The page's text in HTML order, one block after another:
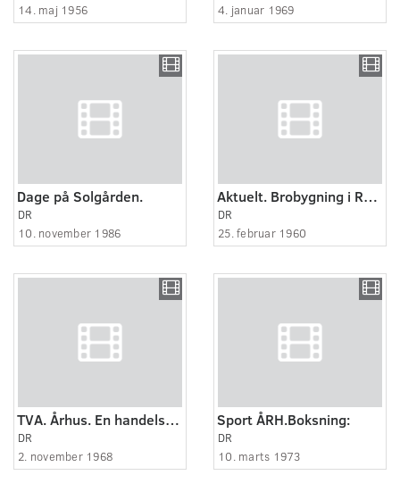
14. maj 1956 4. januar 1969
Dage på Solgården.
DR
10. november 1986
Aktuelt. Brobygning i Randers.
DR
25. februar 1960
TVA. Århus. En handelskrig om kunder og priser er begyndt i Midt- og Østjylland. Claus ..
DR
2. november 1968
Sport ÅRH.Boksning:
DR
10. marts 1973